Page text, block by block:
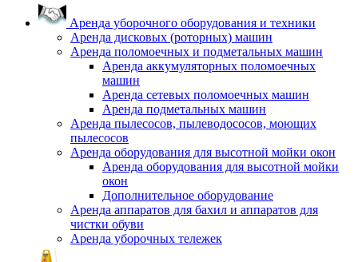
Аренда уборочного оборудования и техники
Аренда дисковых (роторных) машин
Аренда поломоечных и подметальных машин
Аренда аккумуляторных поломоечных
машин
Аренда сетевых поломоечных машин
Аренда подметальных машин
Аренда пылесосов, пылеводососов, моющих
пылесосов
Аренда оборудования для высотной мойки окон
Аренда оборудования для высотной мойки
окон
Дополнительное оборудование
Аренда аппаратов для бахил и аппаратов для
чистки обуви
Аренда уборочных тележек